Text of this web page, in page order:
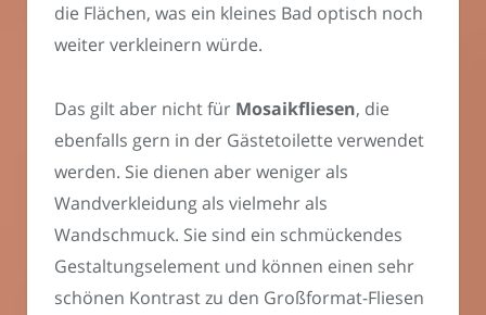
die Flächen, was ein kleines Bad optisch noch
weiter verkleinern würde.
Das gilt aber nicht für Mosaikfliesen, die
ebenfalls gern in der Gästetoilette verwendet
werden. Sie dienen aber weniger als
Wandverkleidung als vielmehr als
Wandschmuck. Sie sind ein schmückendes
Gestaltungselement und können einen sehr
schönen Kontrast zu den Großformat-Fliesen